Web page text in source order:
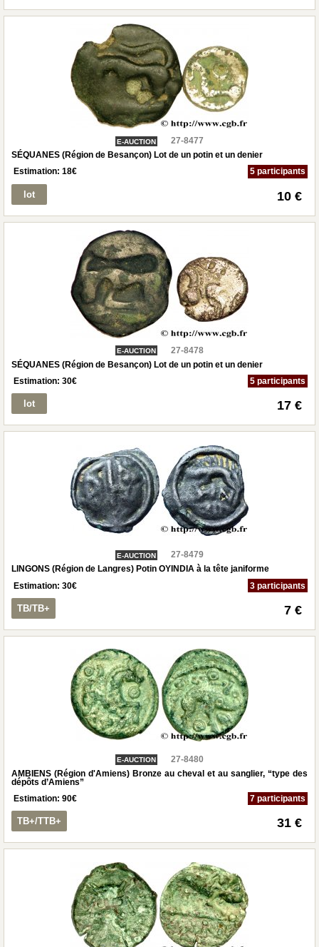
E-AUCTION
27-8477
SÉQUANES (Région de Besançon) Lot de un potin et un denier
Estimation: 18€ 5 participants
lot 10 €
E-AUCTION
27-8478
SÉQUANES (Région de Besançon) Lot de un potin et un denier
Estimation: 30€ 5 participants
lot 17 €
E-AUCTION
27-8479
LINGONS (Région de Langres) Potin OYINDIA à la tête janiforme
Estimation: 30€ 3 participants
TB/TB+ 7 €
E-AUCTION
27-8480
AMBIENS (Région d'Amiens) Bronze au cheval et au sanglier, “type des
dépôts d’Amiens”
Estimation: 90€ 7 participants
TB+/TTB+ 31 €